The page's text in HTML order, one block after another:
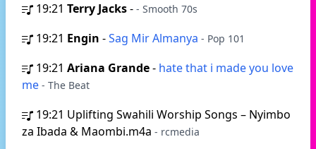
19:21 Terry Jacks- - Smooth 70s
19:21 Engin -Sag Mir Almanya - Pop 101
19:21 Ariana Grande- hate that i made you love
me - The Beat
19:21 Uplifting Swahili Worship Songs – Nyimbo
za Ibada & Maombi.m4a - rcmedia